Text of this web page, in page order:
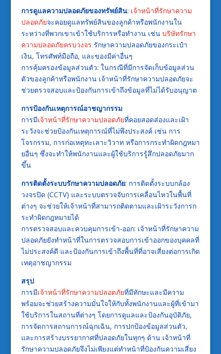
การดูแลความปลอดภัยของทรัพย์สิน: เจ้าหน้าที่รักษาความ
ปลอดภัยจะคอยดูแลทรัพย์สินของลูกค้าหรือพนักงานใน
ระหว่างที่พวกเขาเข้าใช้บริการหรือทำงาน เช่น บริษัทรักษา
ความปลอดภัยครบวงจร รักษาความปลอดภัยของกระเป๋า
เงิน, โทรศัพท์มือถือ, และของมีค่าอื่นๆ
การคุ้มครองข้อมูลส่วนตัว: ในกรณีที่มีการจัดเก็บข้อมูลส่วน
ตัวของลูกค้าหรือพนักงาน เจ้าหน้าที่รักษาความปลอดภัยจะ
ช่วยตรวจสอบและป้องกันการเข้าถึงข้อมูลที่ไม่ได้รับอนุญาต
การป้องกันเหตุการณ์อาชญากรรม
การมีเจ้าหน้าที่รักษาความปลอดภัยที่คอยสอดส่องและเฝ้า
ระวังจะช่วยป้องกันเหตุการณ์ที่ไม่พึงประสงค์ เช่น การ
โจรกรรม, การก่อเหตุทะเลาะวิวาท หรือการกระทำผิดกฎหมา
ยอื่นๆ ซึ่งจะทำให้พนักงานและผู้ใช้บริการรู้สึกปลอดภัยมาก
ขึ้น
การติดตั้งระบบรักษาความปลอดภัย: การติดตั้งระบบกล้อง
วงจรปิด (CCTV) และระบบตรวจจับการเคลื่อนไหวในพื้นที่
ต่างๆ จะช่วยให้เจ้าหน้าที่สามารถติดตามและเฝ้าระวังการก
ระทำผิดกฎหมายได้
การตรวจสอบและควบคุมการเข้า-ออก: เจ้าหน้าที่รักษาความ
ปลอดภัยยังทำหน้าที่ในการตรวจสอบการเข้าออกของบุคคลที่
ไม่ประสงค์ดี และป้องกันการเข้าถึงพื้นที่ที่อาจเสี่ยงต่อการเกิด
เหตุอาชญากรรม
สรุป
การมีเจ้าหน้าที่รักษาความปลอดภัยที่มีทักษะและมีความ
พร้อมจะช่วยสร้างความมั่นใจให้กับทั้งพนักงานและผู้ที่เข้ามา
ใช้บริการในสถานที่ต่างๆ โดยการดูแลและป้องกันอุบัติภัย,
การจัดการสถานการณ์ฉุกเฉิน, การปกป้องข้อมูลส่วนตัว,
และการสร้างบรรยากาศที่ปลอดภัยในทุกๆ ด้าน เจ้าหน้าที่
รักษาความปลอดภัยจึงไม่เพียงแต่ทำหน้าที่ป้องกันความเสี่ยง